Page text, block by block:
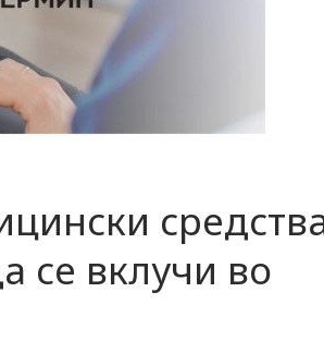
се вклучи во